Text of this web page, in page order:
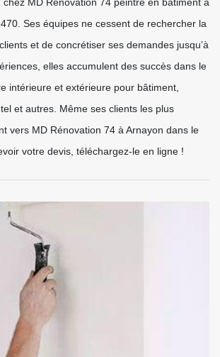
Ses équipes ne cessent de rechercher la
et de concrétiser ses demandes jusqu’à
elles accumulent des succès dans le
intérieure et extérieure pour bâtiment,
et autres. Même ses clients les plus
vers MD Rénovation 74 à Arnayon dans le
votre devis, téléchargez-le en ligne !